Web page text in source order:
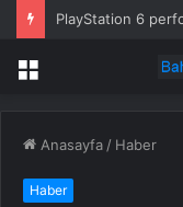
PlayStation 6
Menü
Anasayfa / Haber
Haber